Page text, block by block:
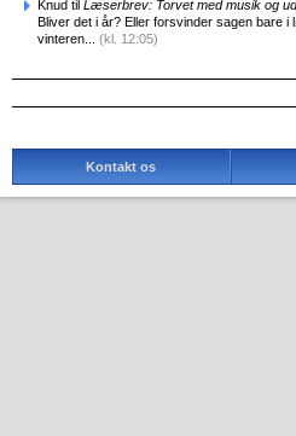
Knud til Læserbrev: Torvet med musik og
Bliver det i år? Eller forsvinder sagen bare i
vinteren... (kl. 12:05)
Kontakt os